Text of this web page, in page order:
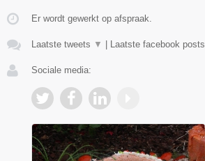
Er wordt gewerkt op afspraak.
Laatste tweets ▼ Laatste facebook posts
Sociale media: